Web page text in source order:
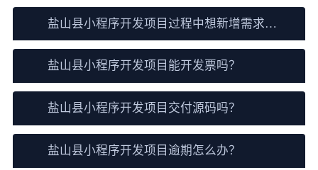
盐山县小程序开发项目过程中想新增需求怎
么办？
盐山县小程序开发项目能开发票吗？
盐山县小程序开发项目交付源码吗？
盐山县小程序开发项目逾期怎么办？